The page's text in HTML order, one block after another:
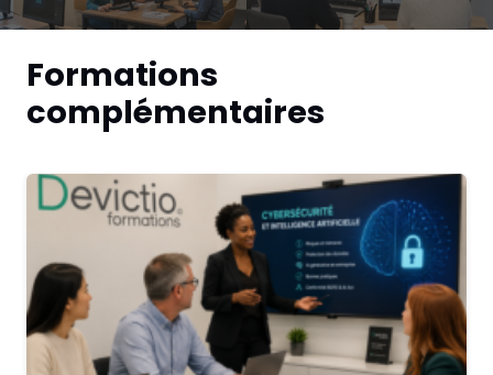
Formations
complémentaires